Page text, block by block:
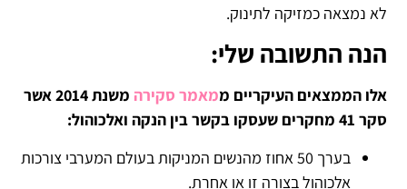
לא נמצאה כמזיקה לתינוק.
הנה התשובה שלי:
אלו הממצאים העיקריים ממאמר סקירה
משנת 2014 אשר
סקר 41 מחקרים שעסקו בקשר בין הנקה ואלכוהול:
בערך 50 אחוז מהנשים המניקות בעולם המערבי צורכות
אלכוהול בצורה זו או אחרת.